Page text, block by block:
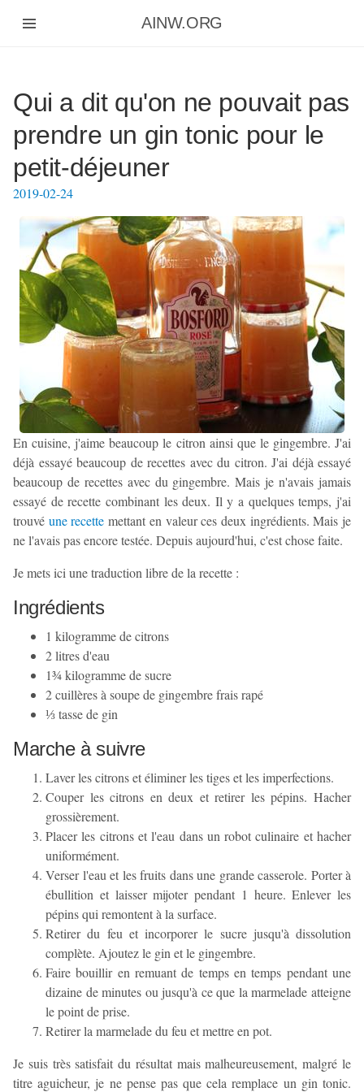
AINW.ORG
Qui a dit qu'on ne pouvait pas
prendre un gin tonic pour le
petit-déjeuner
2019-02-24
En cuisine, j'aime beaucoup le citron ainsi que le gingembre. J'ai
déjà essayé beaucoup de recettes avec du citron. J'ai déjà essayé
beaucoup de recettes avec du gingembre. Mais je n'avais jamais
essayé de recette combinant les deux. Il y a quelques temps, j'ai
trouvé une recette mettant en valeur ces deux ingrédients. Mais je
ne l'avais pas encore testée. Depuis aujourd'hui, c'est chose faite.
Je mets ici une traduction libre de la recette :
Ingrédients
1 kilogramme de citrons
2 litres d'eau
1¾ kilogramme de sucre
2 cuillères à soupe de gingembre frais rapé
⅓ tasse de gin
Marche à suivre
Laver les citrons et éliminer les tiges et les imperfections.
Couper les citrons en deux et retirer les pépins. Hacher
grossièrement.
Placer les citrons et l'eau dans un robot culinaire et hacher
uniformément.
Verser l'eau et les fruits dans une grande casserole. Porter à
ébullition et laisser mijoter pendant 1 heure. Enlever les
pépins qui remontent à la surface.
Retirer du feu et incorporer le sucre jusqu'à dissolution
complète. Ajoutez le gin et le gingembre.
Faire bouillir en remuant de temps en temps pendant une
dizaine de minutes ou jusqu'à ce que la marmelade atteigne
le point de prise.
Retirer la marmelade du feu et mettre en pot.
Je suis très satisfait du résultat mais malheureusement, malgré le
titre aguicheur, je ne pense pas que cela remplace un gin tonic.